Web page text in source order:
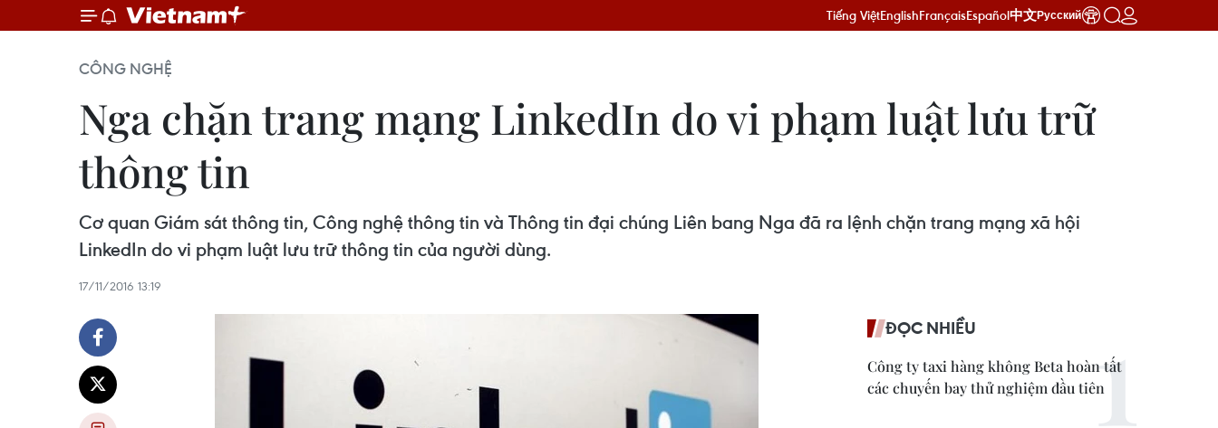
Tiếng ViệtEnglishFrançaisEspañol中文Русский
CÔNG NGHỆ
Nga chặn trang mạng LinkedIn do vi phạm luật lưu trữ
thông tin
Cơ quan Giám sát thông tin, Công nghệ thông tin và Thông tin đại chúng Liên bang Nga đã ra lệnh chặn trang mạng xã hội
LinkedIn do vi phạm luật lưu trữ thông tin của người dùng.
17/11/2016 13:19
ĐỌC NHIỀU
Công ty taxi hàng không Beta hoàn tất
các chuyến bay thử nghiệm đầu tiên